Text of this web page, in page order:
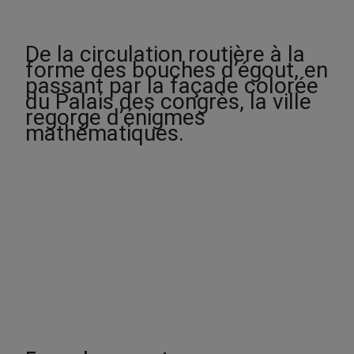
2
.
0
0
De la circulation routière à la
forme des bouches d’égout, en
passant par la façade colorée
du Palais des congrès, la ville
regorge d’énigmes
mathématiques.